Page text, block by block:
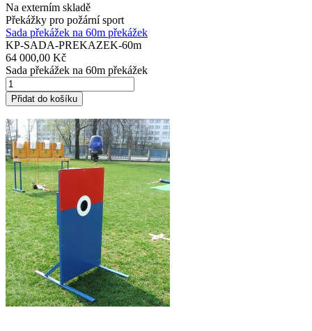
Na externím skladě
Překážky pro požární sport
Sada překážek na 60m překážek
KP-SADA-PREKAZEK-60m
64 000,00 Kč
Sada překážek na 60m překážek
Přidat do košíku